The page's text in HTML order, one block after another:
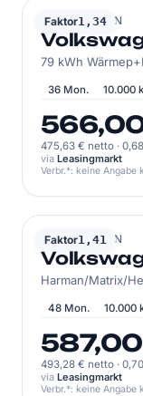
Faktor1,34
VOLKSWAGEN
79 kWh
36 Mon. 10.000
475,63 € netto ·
via Leasingmarkt
Verbr.*: keine Angabe
Faktor1,41
VOLKSWAGEN
Harman/Matrix/
48 Mon. 10.000
493,28 € netto ·
via Leasingmarkt
Verbr.*: keine Angabe